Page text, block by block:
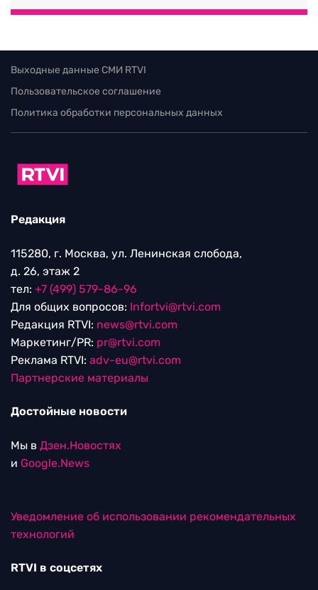
Выходные данные СМИ RTVI
Пользовательское соглашение
Политика обработки персональных данных
Редакция
115280, г. Москва, ул. Ленинская слобода,
д. 26, этаж 2
тел: +7 (499) 579-86-96
Для общих вопросов: Infortvi@rtvi.com
Редакция RTVI: news@rtvi.com
Маркетинг/PR: pr@rtvi.com
Реклама RTVI: adv-eu@rtvi.com
Партнерские материалы
Достойные новости
Мы в Дзен.Новостях
и Google.News
Уведомление об использовании рекомендательных
технологий
RTVI в соцсетях